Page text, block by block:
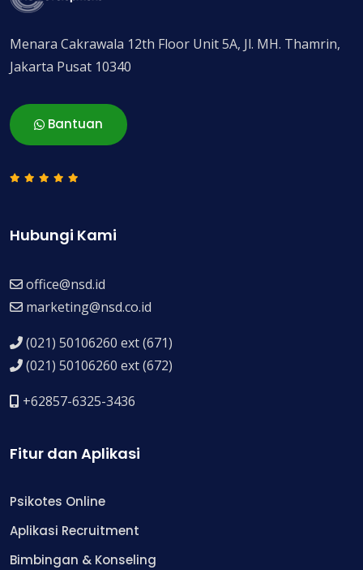
Menara Cakrawala 12th Floor Unit 5A, Jl. MH. Thamrin,
Jakarta Pusat 10340
Bantuan
Hubungi Kami
office@nsd.id
marketing@nsd.co.id
(021) 50106260 ext (671)
(021) 50106260 ext (672)
+62857-6325-3436
Fitur dan Aplikasi
Psikotes Online
Aplikasi Recruitment
Bimbingan & Konseling